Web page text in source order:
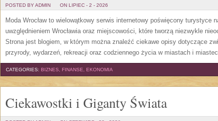
POSTED BY ADMIN ON LIPIEC - 2 - 2026
Moda Wrocław to wielowątkowy serwis internetowy poświęcony turystyce
uwzględnieniem Wrocławia oraz miejscowości, które tworzą niezwykle
Strona jest blogiem, w którym można znaleźć ciekawe opisy dotyczące
przyrody, wydarzeń, rekreacji oraz codziennego życia w miastach i
CATEGORIES: BIZNES, FINANSE, EKONOMIA
Ciekawostki i Giganty Świata